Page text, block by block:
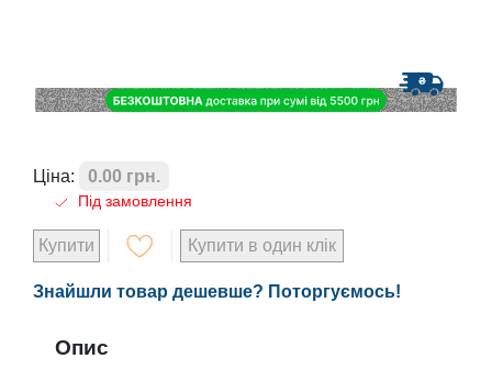
Ціна: 0.00 грн.
Під замовлення
Купити Купити в один клік
Знайшли товар дешевше? Поторгуємось!
Опис